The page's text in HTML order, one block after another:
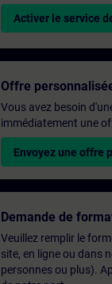
Activer le service
Offre
Vous avez besoin
immédiatement une
Envoyez une offre
Demande de
Veuillez remplir le
site, en ligne ou dans
personnes ou plus).